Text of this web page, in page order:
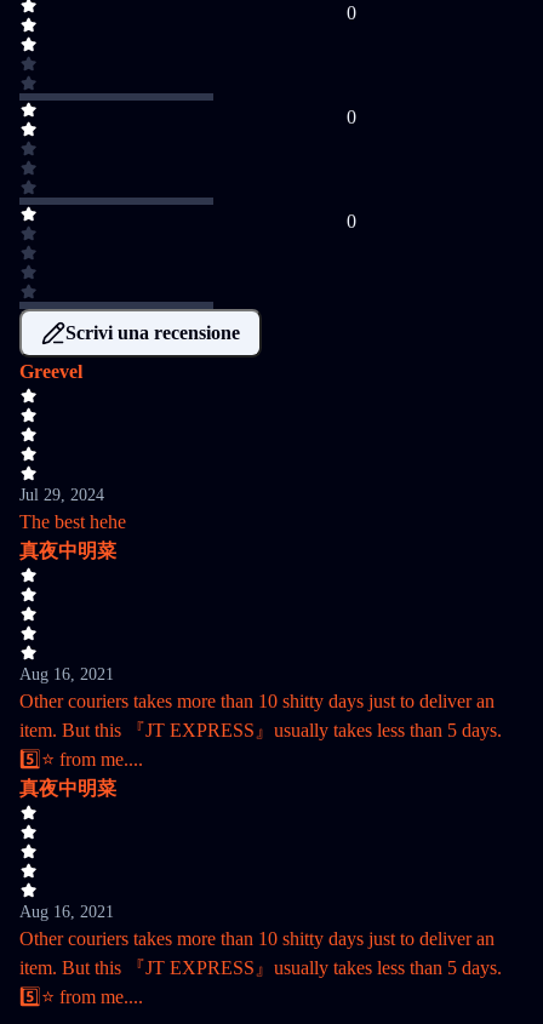
0
0
0
Scrivi una recensione
Greevel
Jul 29, 2024
The best hehe
真夜中明菜
Aug 16, 2021
Other couriers takes more than 10 shitty days just to deliver an
item. But this 『JT EXPRESS』usually takes less than 5 days.
5️⃣⭐ from me....
真夜中明菜
Aug 16, 2021
Other couriers takes more than 10 shitty days just to deliver an
item. But this 『JT EXPRESS』usually takes less than 5 days.
5️⃣⭐ from me....